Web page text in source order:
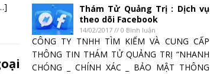
Thám Tử Quảng Trị : Dịch vụ
theo dõi Facebook
14/02/2017 // 0 Bình luận
CÔNG TY TNHH TÌM KIẾM VÀ CUNG CẤP
THÔNG TIN THÁM TỬ QUẢNG TRỊ “NHANH
CHÓNG _ CHÍNH XÁC _ BẢO MẬT THÔNG